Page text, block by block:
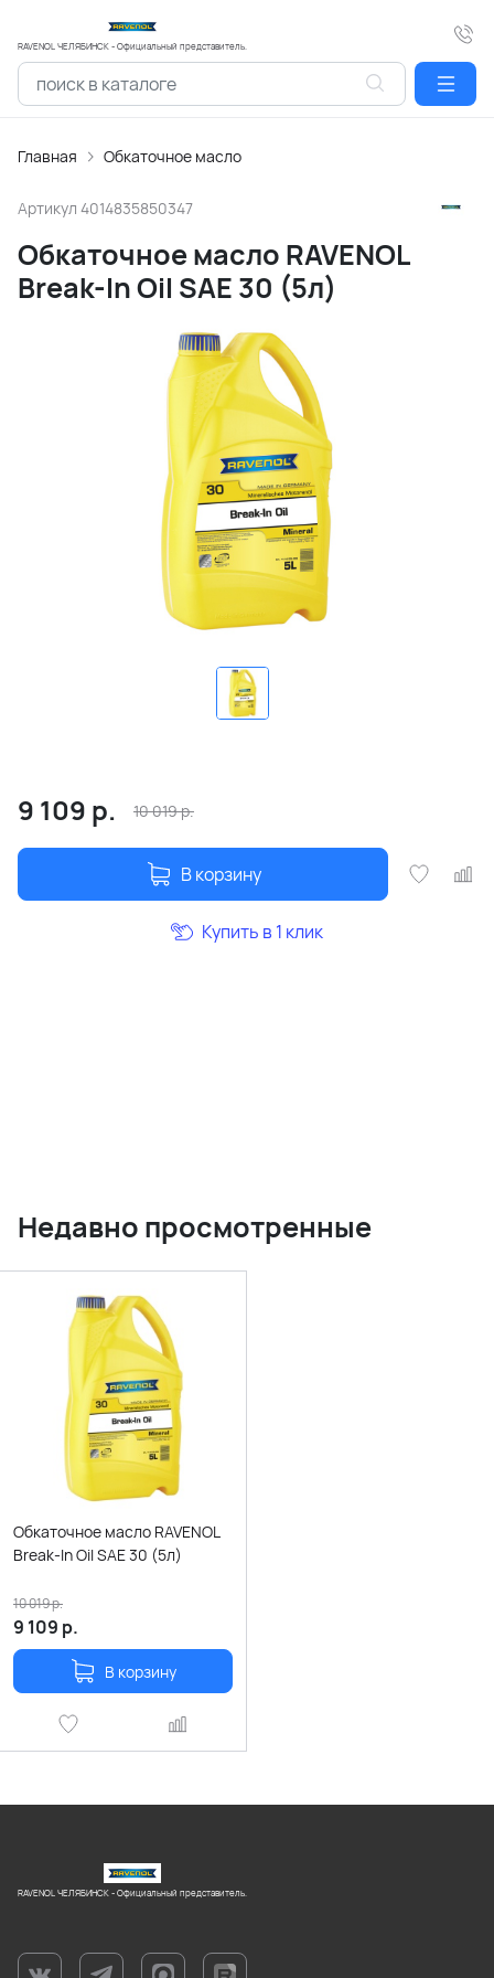
RAVENOL ЧЕЛЯБИНСК - Официальный представитель.
Главная Обкаточное масло
Артикул 4014835850347
Обкаточное масло RAVENOL
Break-In Oil SAE 30 (5л)
9 109 р. 10 019р.
В корзину
Купить в 1 клик
Недавно просмотренные
Обкаточное масло RAVENOL
Break-In Oil SAE 30 (5л)
9 109 р.
10 019р.
В корзину
RAVENOL ЧЕЛЯБИНСК - Официальный представитель.